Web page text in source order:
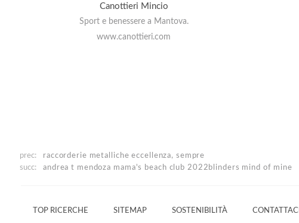
Canottieri Mincio
Sport e benessere a Mantova.
www.canottieri.com
prec: raccorderie metallicheeccellenza, sempre
succ:
andrea t mendoza mama's beach club 2022 blinders mind of mine
TOP RICERCHE SITEMAP SOSTENIBILITÀ CONTATTACI